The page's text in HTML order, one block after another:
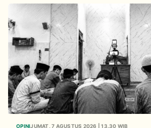
OPINIJUMAT, 7 AGUSTUS 2026 | 13.30 WIB